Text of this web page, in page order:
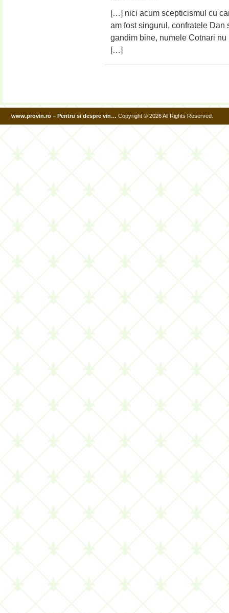
[…] nici acum scepticismul cu
am fost singurul, confratele Dan
gandim bine, numele Cotnari
[…]
www.provin.ro – Pentru si despre vin… Copyright © 2026 All Rights Reserved.